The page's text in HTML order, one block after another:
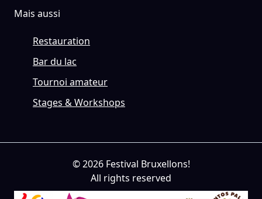
Mais aussi
Restauration
Bar du lac
Tournoi amateur
Stages & Workshops
© 2026 Festival Bruxellons!
All rights reserved